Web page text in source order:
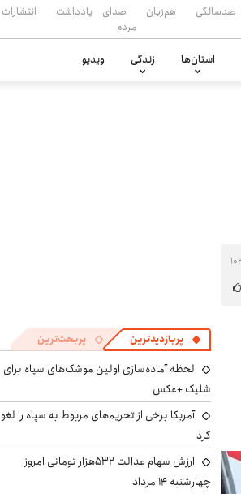
صدسالگی هم‌زبان
صدای
مردم
یادداشت انتشارات
استان‌ها زندگی ویدیو
پربازدیدترین پربحث‌ترین
لحظه آماده‌سازی اولین موشک‌های سپاه برای
شلیک +عکس
آمریکا برخی از تحریم‌های مربوط به سپاه را لغو
کرد
ارزش سهام عدالت ۵۳۲هزار تومانی امروز
چهارشنبه ۱۴ مرداد